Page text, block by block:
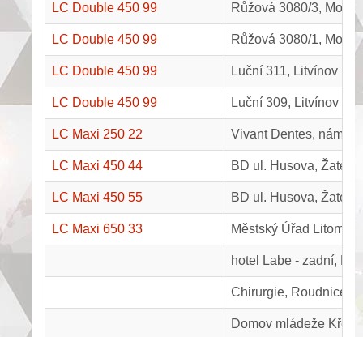
LC Double 450 99 Růžová 3080/3, Most
LC Double 450 99 Růžová 3080/1, Most
LC Double 450 99 Luční 311, Litvínov
LC Double 450 99 Luční 309, Litvínov
LC Maxi 250 22 Vivant Dentes,
LC Maxi 450 44 BD ul. Husova, Žatec,
LC Maxi 450 55 BD ul. Husova, Žatec,
LC Maxi 650 33 Městský Úřad
hotel Labe - zadní,
Chirurgie, Roudnice
Domov mládeže